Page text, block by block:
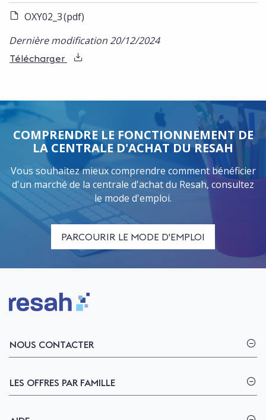
OXY02_3(pdf)
Dernière modification 20/12/2024
Télécharger
COMPRENDRE LE FONCTIONNEMENT DE
LA CENTRALE D'ACHAT DU RESAH
Vous souhaitez mieux comprendre comment bénéficier
d'un marché de la centrale d'achat du Resah, consultez
le mode d'emploi.
PARCOURIR LE MODE D'EMPLOI
Logo Resah
NOUS CONTACTER
LES OFFRES PAR FAMILLE